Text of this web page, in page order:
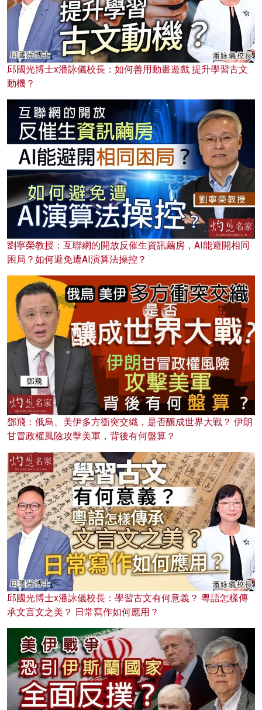
邱國光博士x潘詠儀校長：如何善用動畫遊戲 提升學習古文
動機？
劉寧榮教授：互聯網的開放反催生資訊繭房，AI能避開相同
困局？如何避免遭AI演算法操控？
鄧飛：俄烏、美伊多方衝突交織，是否釀成世界大戰？ 伊朗
甘冒政權風險攻擊美軍，背後有何盤算？
邱國光博士x潘詠儀校長：學習古文有何意義？ 粵語怎樣傳
承文言文之美？ 日常寫作如何應用？